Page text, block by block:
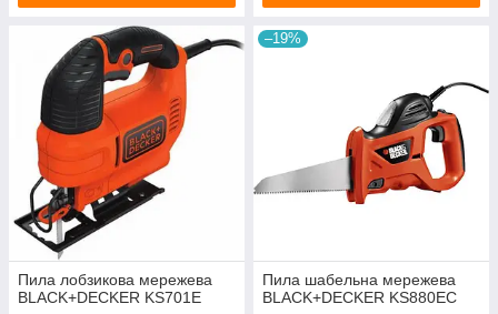
Пила лобзикова мережева
BLACK+DECKER KS701E
–19%
Пила шабельна мережева
BLACK+DECKER KS880EC